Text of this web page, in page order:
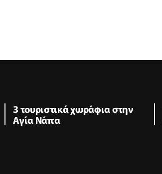
3 τουριστικά χωράφια στην
Αγία Νάπα